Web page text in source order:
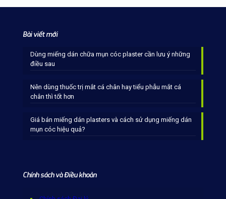
Bài viết mới
Dùng miếng dán chữa mụn cóc plaster cần lưu ý những
điều sau
Nên dùng thuốc trị mắt cá chân hay tiểu phẫu mắt cá
chân thì tốt hơn
Giá bán miếng dán plasters và cách sử dụng miếng dán
mụn cóc hiệu quả?
Chính sách và Điều khoản